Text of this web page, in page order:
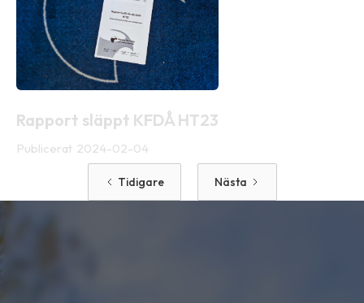
Rapport släppt KFDÅ HT23
Publicerat 2024-02-04
Tidigare Nästa